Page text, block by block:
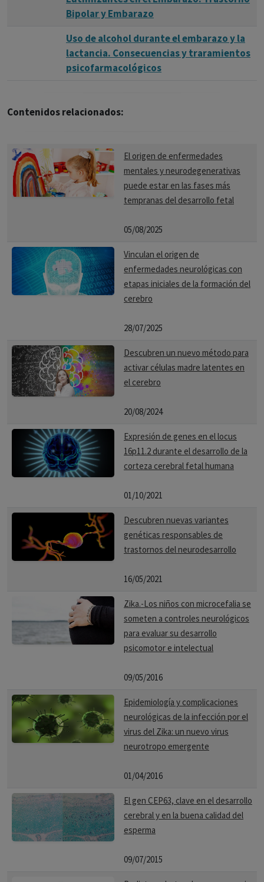
Bipolar y Embarazo
Uso de alcohol durante el embarazo y la
lactancia. Consecuencias y traramientos
psicofarmacológicos
Contenidos relacionados:
El origen de enfermedades
mentales y neurodegenerativas
puede estar en las fases más
tempranas del desarrollo fetal
05/08/2025
Vinculan el origen de
enfermedades neurológicas con
etapas iniciales de la formación del
cerebro
28/07/2025
Descubren un nuevo método para
activar células madre latentes en
el cerebro
20/08/2024
Expresión de genes en el locus
16p11.2 durante el desarrollo de la
corteza cerebral fetal humana
01/10/2021
Descubren nuevas variantes
genéticas responsables de
trastornos del neurodesarrollo
16/05/2021
Zika.-Los niños con microcefalia se
someten a controles neurológicos
para evaluar su desarrollo
psicomotor e intelectual
09/05/2016
Epidemiología y complicaciones
neurológicas de la infección por el
virus del Zika: un nuevo virus
neurotropo emergente
01/04/2016
El gen CEP63, clave en el desarrollo
cerebral y en la buena calidad del
esperma
09/07/2015